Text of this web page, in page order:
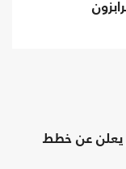
يعلن عن خطط